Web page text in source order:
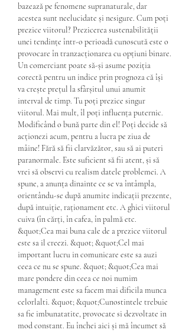
bazează pe fenomene supranaturale, dar
acestea sunt neelucidate și nesigure. Cum poți
prezice viitorul? Prezicerea sustenabilității
unei tendințe într-o perioadă cunoscută este o
provocare în tranzacționarea cu opțiuni binare.
Un comerciant poate să-și asume poziția
corectă pentru un indice prin prognoza că își
va crește prețul la sfârșitul unui anumit
interval de timp. Tu poți prezice singur
viitorul. Mai mult, îl poți influența puternic.
Modificând o bună parte din el! Poți decide să
acționezi acum, pentru a lucra pe ziua de
mâine! Fără să fii clarvăzător, sau să ai puteri
paranormale. Este suficient să fii atent, și să
vrei să observi cu realism datele problemei. A
spune, a anunța dinainte ce se va întâmpla,
orientându-se după anumite indicații prezente,
după intuiție, raționament etc. A ghici viitorul
cuiva (în cărți, în cafea, în palmă etc.
&quot;Cea mai buna cale de a prezice viitorul
este sa il creezi. &quot; &quot;Cel mai
important lucru in comunicare este sa auzi
ceea ce nu se spune. &quot; &quot;Cea mai
mare pondere din ceea ce noi numim
management este sa facem mai dificila munca
celorlalti. &quot; &quot;Cunostintele trebuie
sa fie imbunatatite, provocate si dezvoltate in
mod constant. Eu închei aici și mă încumet să